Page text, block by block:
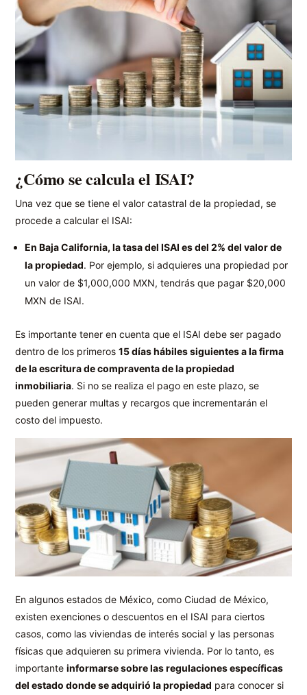
¿Cómo se calcula el ISAI?
Una vez que se tiene el valor catastral de la propiedad, se
procede a calcular el ISAI:
En Baja California, la tasa del ISAI es del 2% del valor de
la propiedad. Por ejemplo, si adquieres una propiedad por
un valor de $1,000,000 MXN, tendrás que pagar $20,000
MXN de ISAI.
Es importante tener en cuenta que el ISAI debe ser pagado
dentro de los primeros15 días hábiles siguientes a la firma
de la escritura de compraventa de la propiedad
inmobiliaria. Si no se realiza el pago en este plazo, se
pueden generar multas y recargos que incrementarán el
costo del impuesto.
En algunos estados de México, como Ciudad de México,
existen exenciones o descuentos en el ISAI para ciertos
casos, como las viviendas de interés social y las personas
físicas que adquieren su primera vivienda. Por lo tanto, es
importanteinformarse sobre las regulaciones específicas
del estado donde se adquirió la propiedad para conocer si